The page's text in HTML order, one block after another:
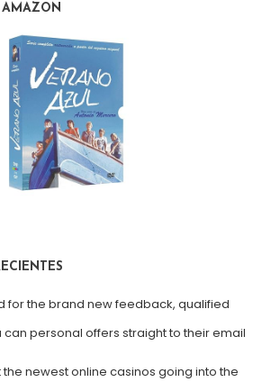
AMAZON
for the brand new feedback, qualified
personal offers straight to their email
newest online casinos going into the